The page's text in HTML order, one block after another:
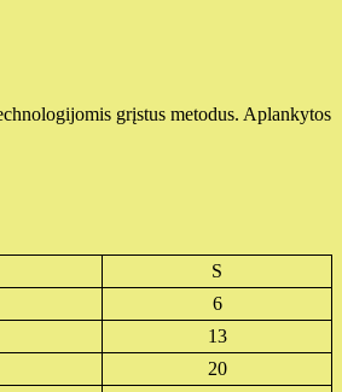
grįstus metodus. Aplankytos
S
6
13
20